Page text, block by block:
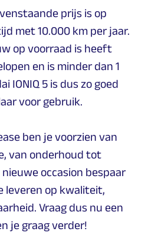
prijs is op
met 10.000 km per jaar.
op voorraad is heeft
en is minder dan 1
IONIQ 5 is dus zo goed
voor gebruik.
ben je voorzien van
van onderhoud tot
occasion bespaar
leveren op kwaliteit,
Vraag dus nu een
je graag verder!